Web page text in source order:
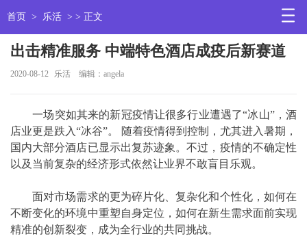
首页 > 乐活 > > 正文
出击精准服务 中端特色酒店成疫后新赛道
2020-08-12 乐活 编辑：angela
一场突如其来的新冠疫情让很多行业遭遇了“冰山”，酒
店业更是跌入“冰谷”。 随着疫情得到控制，尤其进入暑期，
国内大部分酒店已显示出复苏迹象。不过，疫情的不确定性
以及当前复杂的经济形式依然让业界不敢盲目乐观。
面对市场需求的更为碎片化、复杂化和个性化，如何在
不断变化的环境中重塑自身定位，如何在新生需求面前实现
精准的创新裂变，成为全行业的共同挑战。